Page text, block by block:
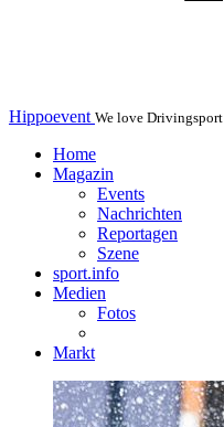
Hippoevent We love Drivingsport
Home
Magazin
Events
Nachrichten
Reportagen
Szene
sport.info
Medien
Fotos
Markt